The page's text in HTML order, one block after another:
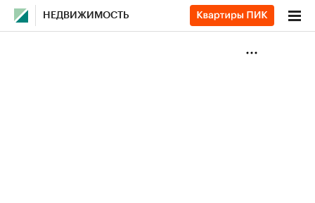
НЕДВИЖИМОСТЬ